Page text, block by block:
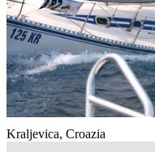
Kraljevica, Croazia